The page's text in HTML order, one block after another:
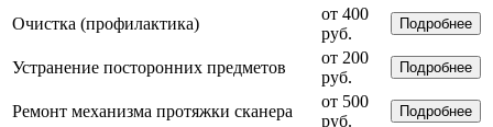
Очистка (профилактика)
от 400
руб.
Подробнее
Устранение посторонних предметов
от 200
руб.
Подробнее
Ремонт механизма протяжки сканера
от 500
руб.
Подробнее